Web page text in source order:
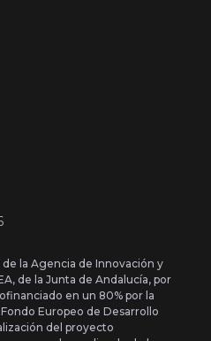
la Agencia de Innovación y
de la Junta de Andalucía, por
en un 80% por la
Europeo de Desarrollo
del proyecto